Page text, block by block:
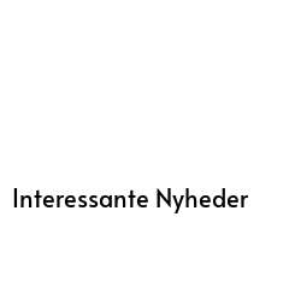
Interessante Nyheder